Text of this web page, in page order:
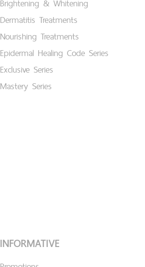
Brightening & Whitening
Dermatitis Treatments
Nourishing Treatments
Epidermal Healing Code Series
Exclusive Series
Mastery Series
INFORMATIVE